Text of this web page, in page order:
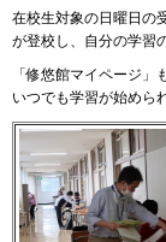
在校生対象の日曜日の
が登校し、自分の学習
「修悠館マイページ
いつでも学習が始めら